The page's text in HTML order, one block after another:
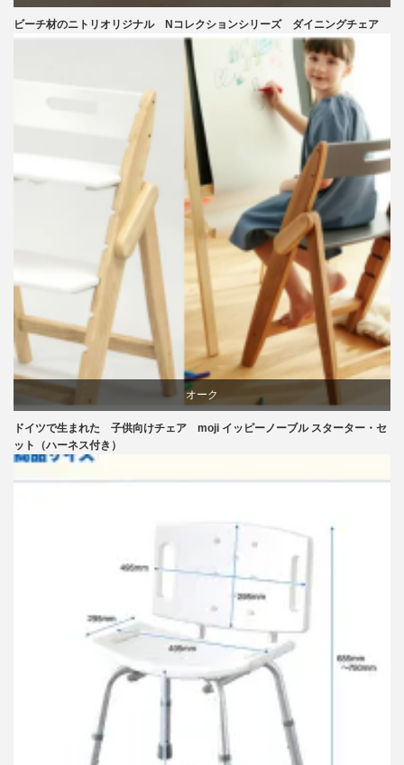
ダイニング
ニトリ
ビーチ
ライフスタイル
リビングダイニング
椅子
ビーチ材のニトリオリジナル Nコレクションシリーズ ダイニングチェア
オーク
ドイツで生まれた 子供向けチェア moji イッピーノーブル スターター・セ
ット（ハーネス付き）